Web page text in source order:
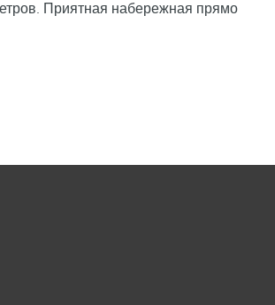
Приятная набережная прямо